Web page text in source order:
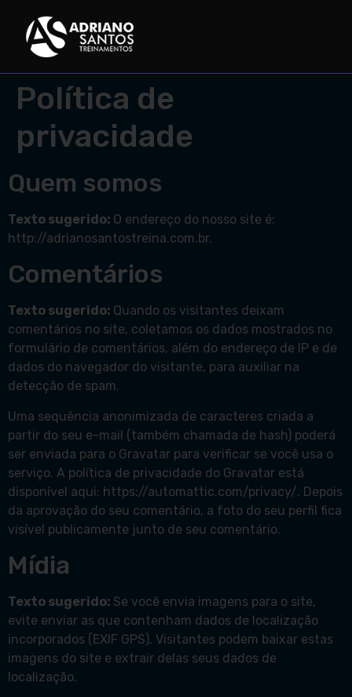
Política de
privacidade
Quem somos
Texto sugerido: O endereço do nosso site é:
http://adrianosantostreina.com.br.
Comentários
Texto sugerido: Quando os visitantes deixam
comentários no site, coletamos os dados mostrados no
formulário de comentários, além do endereço de IP e de
dados do navegador do visitante, para auxiliar na
detecção de spam.
Uma sequência anonimizada de caracteres criada a
partir do seu e-mail (também chamada de hash) poderá
ser enviada para o Gravatar para verificar se você usa o
serviço. A política de privacidade do Gravatar está
disponível aqui: https://automattic.com/privacy/. Depois
da aprovação do seu comentário, a foto do seu perfil fica
visível publicamente junto de seu comentário.
Mídia
Texto sugerido: Se você envia imagens para o site,
evite enviar as que contenham dados de localização
incorporados (EXIF GPS). Visitantes podem baixar estas
imagens do site e extrair delas seus dados de
localização.